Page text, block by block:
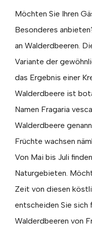
Möchten Sie Ihren
Besonderes
an Walderdbeeren.
Variante der
das Ergebnis einer
Walderdbeere ist
Namen Fragaria
Walderdbeere
Früchte wachsen
Von Mai bis Juli
Naturgebieten.
Zeit von diesen
entscheiden Sie
Walderdbeeren von